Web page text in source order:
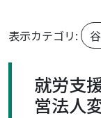
表示カテゴリ:
就労支
営法人